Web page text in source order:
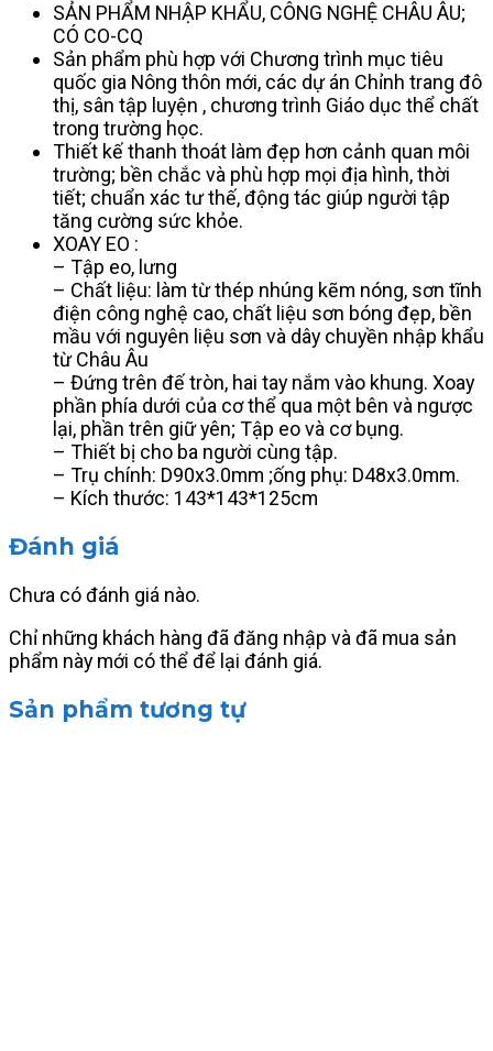
SẢN PHẨM NHẬP KHẨU, CÔNG NGHỆ CHÂU ÂU;
CÓ CO-CQ
Sản phẩm phù hợp với Chương trình mục tiêu
quốc gia Nông thôn mới, các dự án Chỉnh trang đô
thị, sân tập luyện , chương trình Giáo dục thể chất
trong trường học.
Thiết kế thanh thoát làm đẹp hơn cảnh quan môi
trường; bền chắc và phù hợp mọi địa hình, thời
tiết; chuẩn xác tư thế, động tác giúp người tập
tăng cường sức khỏe.
XOAY EO :
– Tập eo, lưng
– Chất liệu: làm từ thép nhúng kẽm nóng, sơn tĩnh
điện công nghệ cao, chất liệu sơn bóng đẹp, bền
mầu với nguyên liệu sơn và dây chuyền nhập khẩu
từ Châu Âu
– Đứng trên đế tròn, hai tay nắm vào khung. Xoay
phần phía dưới của cơ thể qua một bên và ngược
lại, phần trên giữ yên; Tập eo và cơ bụng.
– Thiết bị cho ba người cùng tập.
– Trụ chính: D90x3.0mm ;ống phụ: D48x3.0mm.
– Kích thước: 143*143*125cm
Đánh giá
Chưa có đánh giá nào.
Chỉ những khách hàng đã đăng nhập và đã mua sản
phẩm này mới có thể để lại đánh giá.
Sản phẩm tương tự